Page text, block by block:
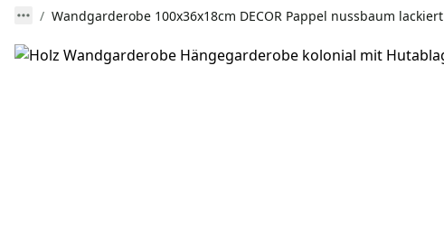
Wandgarderobe 100x36x18cm DECOR Pappel nussbaum lackiert